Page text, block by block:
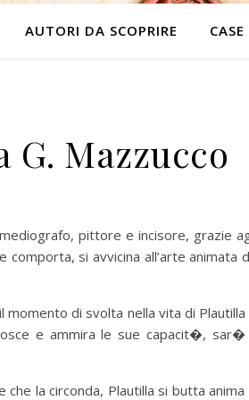
AUTORI DA SCOPRIRE
G. Mazzucco
pittore e incisore, grazie
si avvicina all’arte animata
di svolta nella vita di Plautilla
e ammira le sue capacit�,
la circonda, Plautilla si butta anima